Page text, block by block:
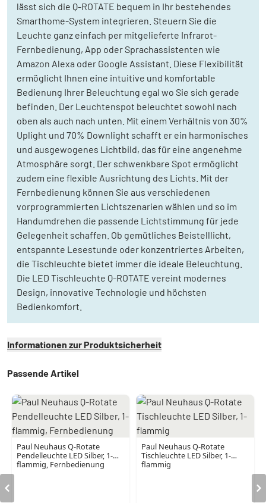
lässt sich die Q-ROTATE bequem in Ihr bestehendes
Smarthome-System integrieren. Steuern Sie die
Leuchte ganz einfach per mitgelieferte Infrarot-
Fernbedienung, App oder Sprachassistenten wie
Amazon Alexa oder Google Assistant. Diese Flexibilität
ermöglicht Ihnen eine intuitive und komfortable
Bedienung Ihrer Beleuchtung egal wo Sie sich gerade
befinden. Der Leuchtenspot beleuchtet sowohl nach
oben als auch nach unten. Mit einem Verhältnis von 30%
Uplight und 70% Downlight schafft er ein harmonisches
und ausgewogenes Lichtbild, das für eine angenehme
Atmosphäre sorgt. Der schwenkbare Spot ermöglicht
zudem eine flexible Ausrichtung des Lichts. Mit der
Fernbedienung können Sie aus verschiedenen
vorprogrammierten Lichtszenarien wählen und so im
Handumdrehen die passende Lichtstimmung für jede
Gelegenheit schaffen. Ob gemütliches Beistelllicht,
entspannte Lesestunde oder konzentriertes Arbeiten,
die Tischleuchte bietet immer die ideale Beleuchtung.
Die LED Tischleuchte Q-ROTATE vereint modernes
Design, innovative Technologie und höchsten
Bedienkomfort.
Informationen zur Produktsicherheit
Passende Artikel
Paul Neuhaus Q-Rotate
Pendelleuchte LED Silber, 1-
flammig, Fernbedienung
Paul Neuhaus Q-Rotate
Tischleuchte LED Silber, 1-
flammig